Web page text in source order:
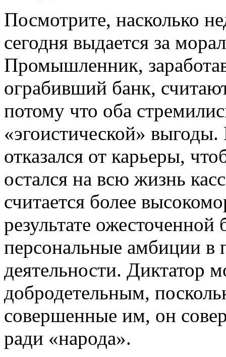
Посмотрите, насколько
сегодня выдается за
Промышленник,
ограбивший банк,
потому что оба
«эгоистической»
отказался от карьеры,
остался на всю жизнь
считается более
результате
персональные амбиции в
деятельности. Диктатор
добродетельным,
совершенные им, он
ради «народа».